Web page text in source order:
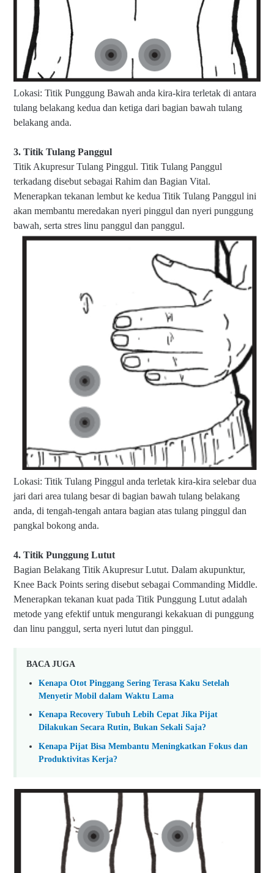
Lokasi: Titik Punggung Bawah anda kira-kira terletak di antara
tulang belakang kedua dan ketiga dari bagian bawah tulang
belakang anda.
3. Titik Tulang Panggul
Titik Akupresur Tulang Pinggul. Titik Tulang Panggul
terkadang disebut sebagai Rahim dan Bagian Vital.
Menerapkan tekanan lembut ke kedua Titik Tulang Panggul ini
akan membantu meredakan nyeri pinggul dan nyeri punggung
bawah, serta stres linu panggul dan panggul.
Lokasi: Titik Tulang Pinggul anda terletak kira-kira selebar dua
jari dari area tulang besar di bagian bawah tulang belakang
anda, di tengah-tengah antara bagian atas tulang pinggul dan
pangkal bokong anda.
4. Titik Punggung Lutut
Bagian Belakang Titik Akupresur Lutut. Dalam akupunktur,
Knee Back Points sering disebut sebagai Commanding Middle.
Menerapkan tekanan kuat pada Titik Punggung Lutut adalah
metode yang efektif untuk mengurangi kekakuan di punggung
dan linu panggul, serta nyeri lutut dan pinggul.
BACA JUGA
Kenapa Otot Pinggang Sering Terasa Kaku Setelah
Menyetir Mobil dalam Waktu Lama
Kenapa Recovery Tubuh Lebih Cepat Jika Pijat
Dilakukan Secara Rutin, Bukan Sekali Saja?
Kenapa Pijat Bisa Membantu Meningkatkan Fokus dan
Produktivitas Kerja?